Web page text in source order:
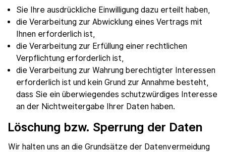
Sie Ihre ausdrückliche Einwilligung dazu erteilt haben,
die Verarbeitung zur Abwicklung eines Vertrags mit
Ihnen erforderlich ist,
die Verarbeitung zur Erfüllung einer rechtlichen
Verpflichtung erforderlich ist,
die Verarbeitung zur Wahrung berechtigter Interessen
erforderlich ist und kein Grund zur Annahme besteht,
dass Sie ein überwiegendes schutzwürdiges Interesse
an der Nichtweitergabe Ihrer Daten haben.
Löschung bzw. Sperrung der Daten
Wir halten uns an die Grundsätze der Datenvermeidung